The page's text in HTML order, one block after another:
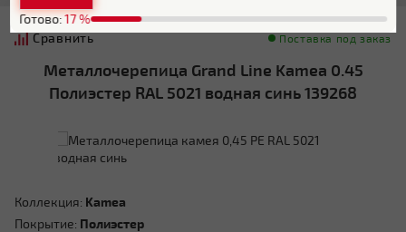
Сравнить Поставка под заказ
Металлочерепица Grand Line Kamea 0.45
Полиэстер RAL 5021 водная синь 139268
Коллекция: Kamea
Покрытие: Полиэстер
Плоская
Готово:17%